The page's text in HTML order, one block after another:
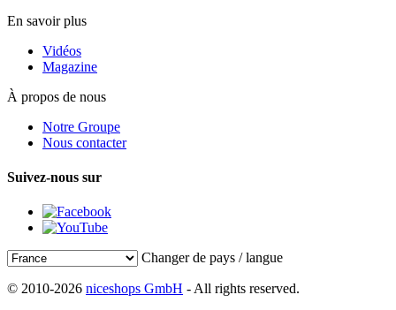
En savoir plus
Vidéos
Magazine
À propos de nous
Notre Groupe
Nous contacter
Suivez-nous sur
Changer de pays / langue
© 2010-2026 niceshops GmbH - All rights reserved.